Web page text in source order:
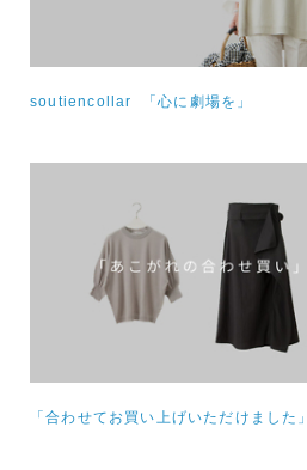
soutiencollar 「心に劇場を」
「合わせてお買い上げいただけました」